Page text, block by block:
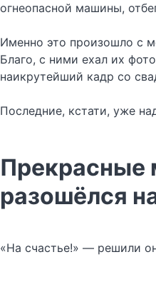
огнеопасной машины,
Именно это произошло с
Благо, с ними ехал их
наикрутейший кадр со
Последние, кстати, уже
Прекрасные
разошёлся
«На счастье!» — решили